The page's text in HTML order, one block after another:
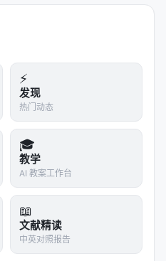
⚡
发现
热门动态
🎓
教学
AI 教案工作台
📖
文献精读
中英对照报告